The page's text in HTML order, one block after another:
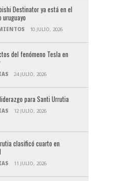
Destinator ya está en el
uruguayo
10 JULIO, 2026
del fenómeno Tesla en
24 JULIO, 2026
para Santi Urrutia
12 JULIO, 2026
clasificó cuarto en
11 JULIO, 2026